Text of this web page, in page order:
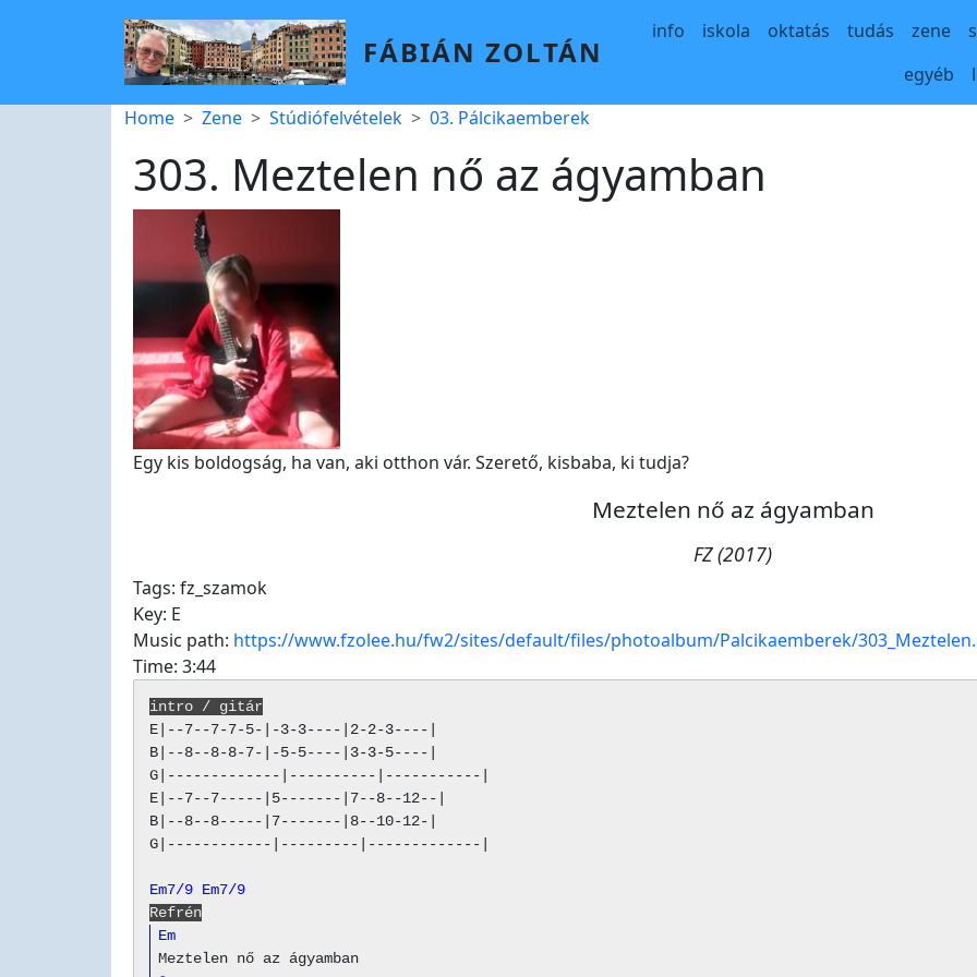
FÁBIÁN ZOLTÁN
Main navigation
info iskola oktatás tudás zene
egyéb
Breadcrumb
Home Zene Stúdiófelvételek 03. Pálcikaemberek
303. Meztelen nő az ágyamban
Egy kis boldogság, ha van, aki otthon vár. Szerető, kisbaba, ki tudja?
Meztelen nő az ágyamban
FZ (2017)
Tags: fz_szamok
Key: E
Music path: https://www.fzolee.hu/fw2/sites/default/files/photoalbum/Palcikaemberek/
Time: 3:44
intro / gitár
E|--7--7-7-5-|-3-3----|2-2-3----|
B|--8--8-8-7-|-5-5----|3-3-5----|
G|-------------|----------|-----------|
E|--7--7-----|5-------|7--8--12--|
B|--8--8-----|7-------|8--10-12-|
G|------------|---------|-------------|
Em7/9 Em7/9
Refrén
Em